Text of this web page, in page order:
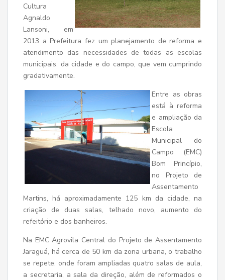
Cultura
Agnaldo
Lansoni, em
2013 a Prefeitura fez um planejamento de reforma e
atendimento das necessidades de todas as escolas
municipais, da cidade e do campo, que vem cumprindo
gradativamente.
Entre as obras
está à reforma
e ampliação da
Escola
Municipal do
Campo (EMC)
Bom Princípio,
no Projeto de
Assentamento
Martins, há aproximadamente 125 km da cidade, na
criação de duas salas, telhado novo, aumento do
refeitório e dos banheiros.
Na EMC Agrovila Central do Projeto de Assentamento
Jaraguá, há cerca de 50 km da zona urbana, o trabalho
se repete, onde foram ampliadas quatro salas de aula,
a secretaria, a sala da direção, além de reformados o